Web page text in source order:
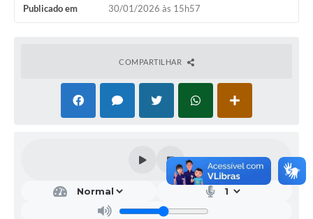
Publicado em 30/01/2026 às 15h57
COMPARTILHAR